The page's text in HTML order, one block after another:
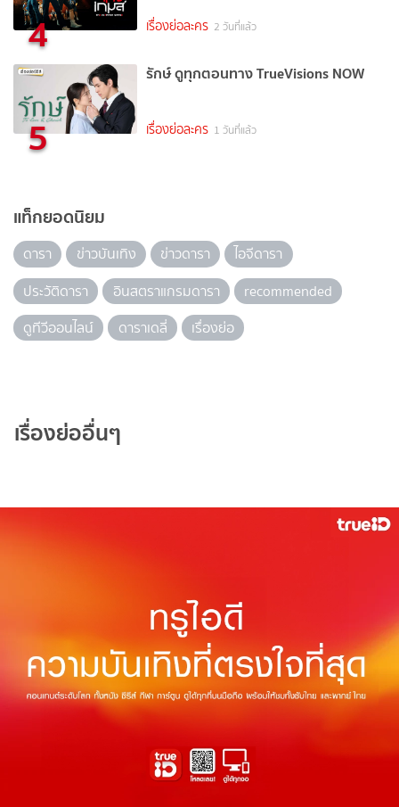
4 เรื่องย่อละคร 2 วันที่แล้ว
5
รักษ์ ดูทุกตอนทาง TrueVisions NOW
เรื่องย่อละคร 1 วันที่แล้ว
แท็กยอดนิยม
ดารา ข่าวบันเทิง ข่าวดารา
ไอจีดารา
ประวัติดารา
อินสตราแกรมดารา
recommended
ดูทีวีออนไลน์
ดาราเดลี่ เรื่องย่อ
เรื่องย่ออื่นๆ